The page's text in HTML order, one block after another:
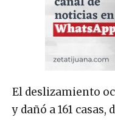
El deslizamiento
y dañó a 161